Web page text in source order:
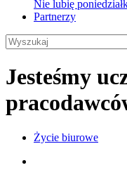
Nie lubię
Partnerzy
Jesteśmy
Życie biurowe